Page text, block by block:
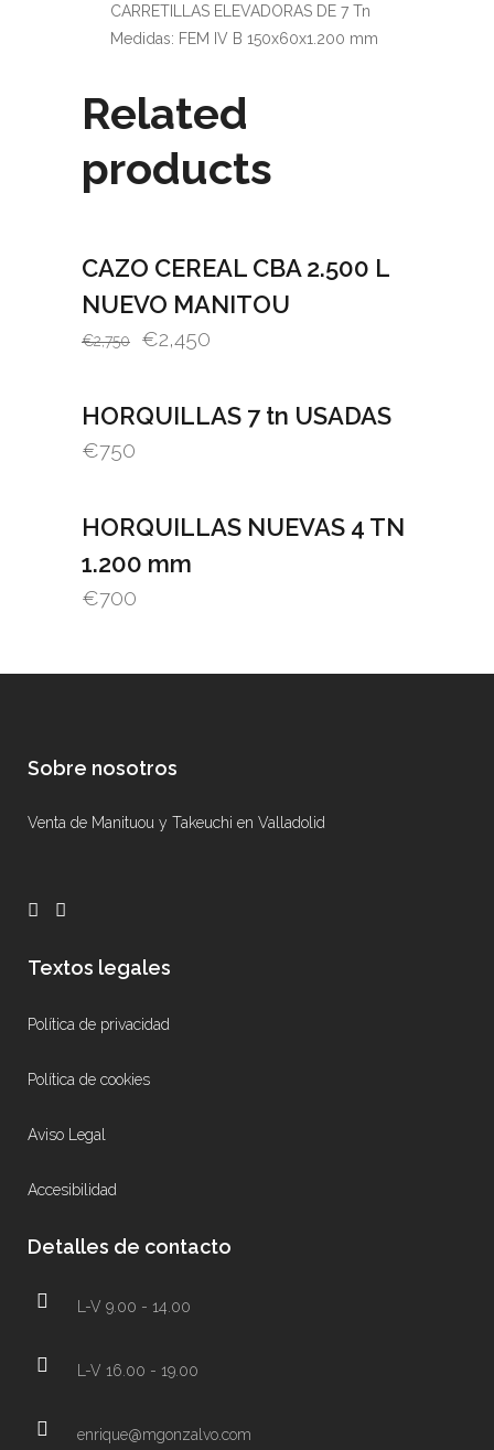
CARRETILLAS ELEVADORAS DE 7 Tn
Medidas: FEM IV B 150x60x1.200 mm
Related
products
SALE
CAZO CEREAL CBA 2.500 L
NUEVO MANITOU
€2,750 €2,450
HORQUILLAS 7 tn USADAS
€750
HORQUILLAS NUEVAS 4 TN
1.200 mm
€700
Sobre nosotros
Venta de Manituou y Takeuchi en Valladolid
Textos legales
Política de privacidad
Política de cookies
Aviso Legal
Accesibilidad
Detalles de contacto
L-V 9.00 - 14.00
L-V 16.00 - 19.00
enrique@mgonzalvo.com